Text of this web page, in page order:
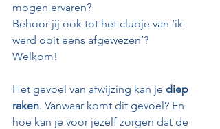
mogen ervaren?
Behoor jij ook tot het clubje van ‘ik
werd ooit eens afgewezen’?
Welkom!
Het gevoel van afwijzing kan je diep
raken. Vanwaar komt dit gevoel? En
hoe kan je voor jezelf zorgen dat de